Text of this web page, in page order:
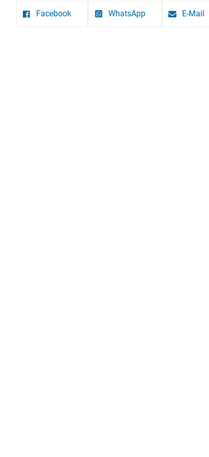
Facebook WhatsApp E-Mail